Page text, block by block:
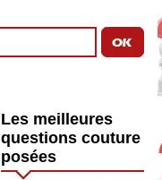
Les meilleures
questions couture
posées